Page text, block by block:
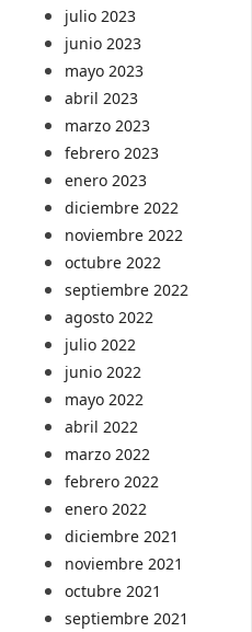
julio 2023
junio 2023
mayo 2023
abril 2023
marzo 2023
febrero 2023
enero 2023
diciembre 2022
noviembre 2022
octubre 2022
septiembre 2022
agosto 2022
julio 2022
junio 2022
mayo 2022
abril 2022
marzo 2022
febrero 2022
enero 2022
diciembre 2021
noviembre 2021
octubre 2021
septiembre 2021